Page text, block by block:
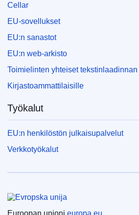
Cellar
EU-sovellukset
EU:n sanastot
EU:n web-arkisto
Toimielinten yhteiset
Kirjastoammattilaisille
Työkalut
EU:n henkilöstön julkaisupalvelut
Verkkotyökalut
Euroopan unioni europa.eu